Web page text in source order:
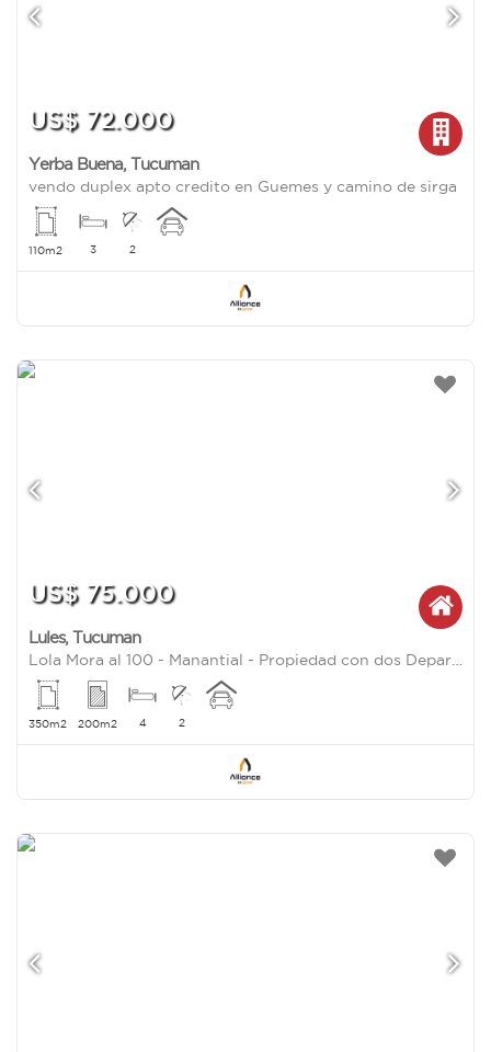
US$ 72.000
Yerba Buena, Tucuman
vendo duplex apto credito en Guemes y camino de sirga
110m2 3 2
US$ 75.000
Lules, Tucuman
350m2 200m2 4 2